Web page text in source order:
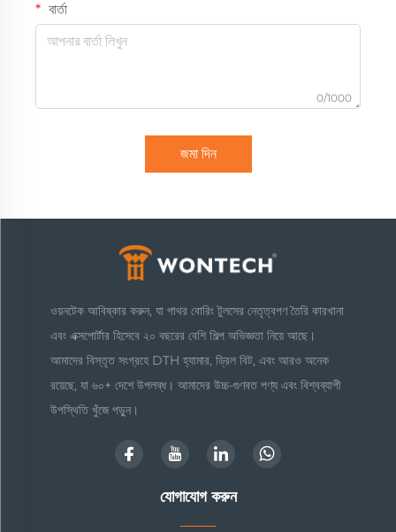
বার্তা
0/1000
জমা দিন
ওয়নটেক আবিষ্কার করুন, যা পাথর বোরিং টুলসের নেতৃত্বপণ তৈরি কারখানা
এবং এক্সপোর্টার হিসেবে ২০ বছরের বেশি শিল্প অভিজ্ঞতা নিয়ে আছে।
আমাদের বিস্তৃত সংগ্রহে DTH হ্যামার, ড্রিল বিট, এবং আরও অনেক
রয়েছে, যা ৬০+ দেশে উপলব্ধ। আমাদের উচ্চ-গুণবত পণ্য এবং বিশ্বব্যাপী
উপস্থিতি খুঁজে পড়ুন।
যোগাযোগ করুন